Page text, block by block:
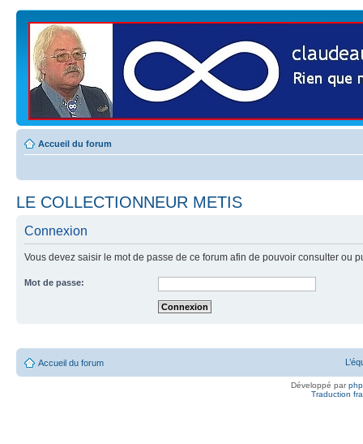
Accueil du forum
LE COLLECTIONNEUR METIS
Connexion
Vous devez saisir le mot de passe de ce forum afin de pouvoir consulter ou
Mot de passe:
Accueil du forum
Développé par
Traduction